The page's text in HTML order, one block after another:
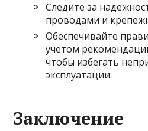
Следите за
проводами и
Обеспечивайте
учетом
чтобы избегать
эксплуатации.
Заключение